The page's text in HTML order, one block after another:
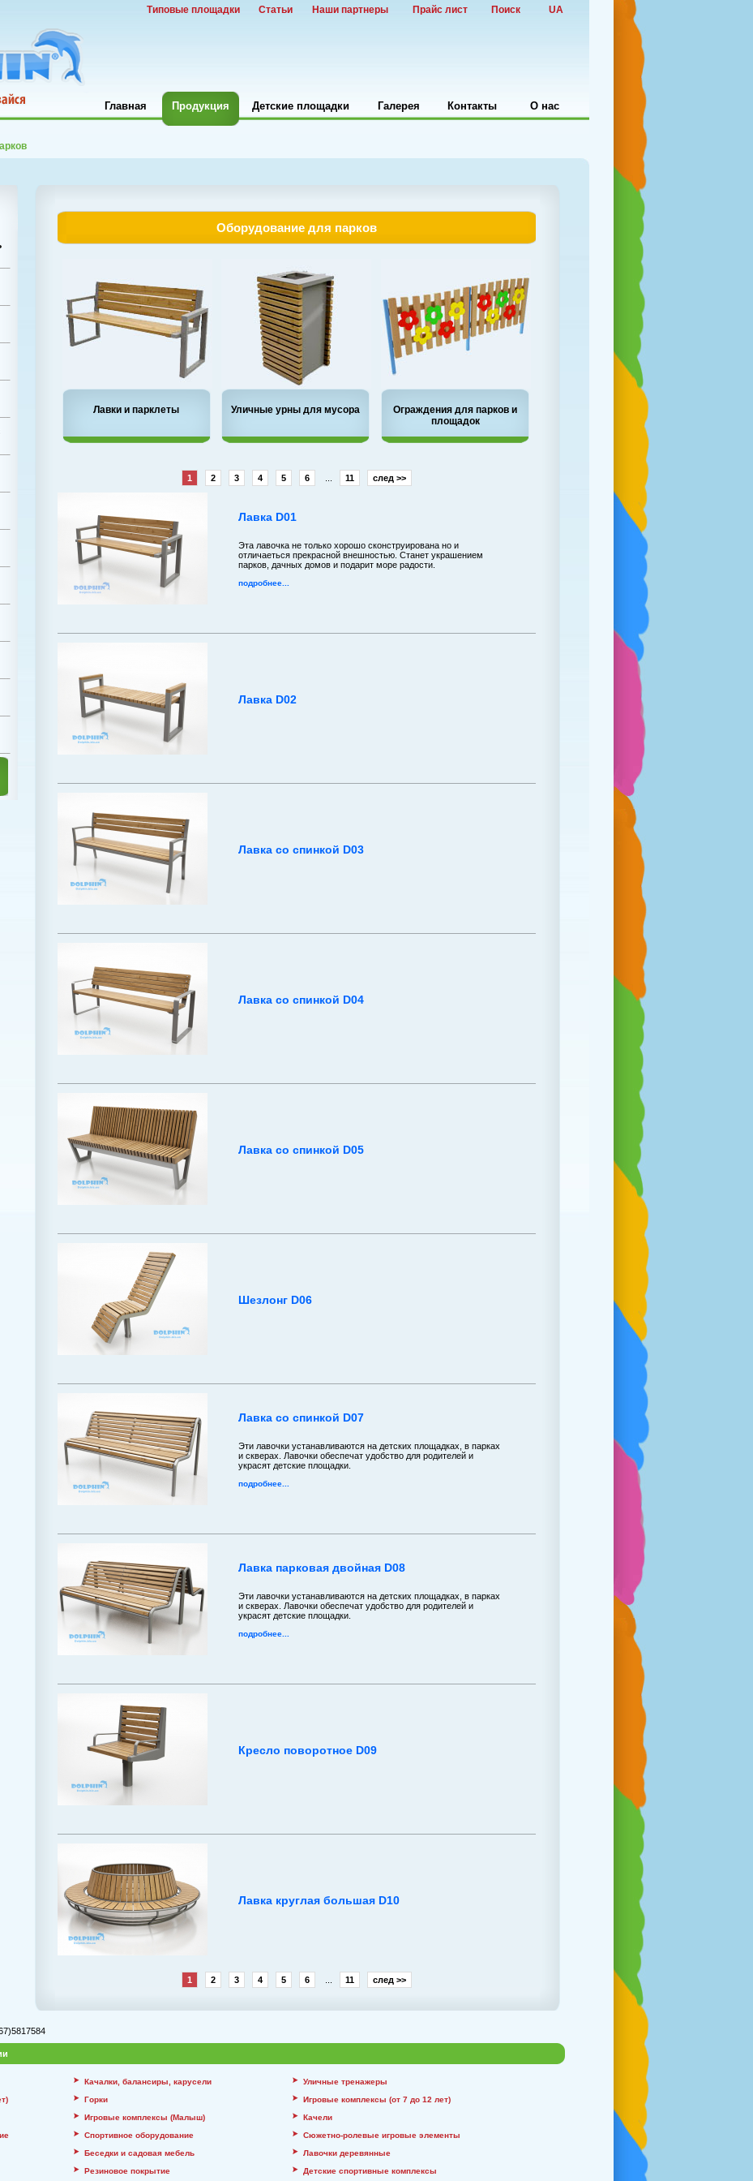
Типовые площадки Статьи Наши партнеры Прайс лист Поиск UA
Главная Продукция Детские площадки Галерея Контакты О нас
Оборудование для парков
Лавки и парклеты Уличные урны для мусора
Ограждения для парков и
площадок
1 2 3 4 5 6 11 след >>
Лавка D01
Эта лавочка не только хорошо сконструирована но и
отличаеться прекрасной внешностью. Станет украшением
парков, дачных домов и подарит море радости.
подробнее...
Лавка D02
Лавка со спинкой D03
Лавка со спинкой D04
Лавка со спинкой D05
Шезлонг D06
Лавка со спинкой D07
Эти лавочки устанавливаются на детских площадках, в парках
и скверах. Лавочки обеспечат удобство для родителей и
украсят детские площадки.
подробнее...
Лавка парковая двойная D08
Эти лавочки устанавливаются на детских площадках, в парках
и скверах. Лавочки обеспечат удобство для родителей и
украсят детские площадки.
подробнее...
Кресло поворотное D09
Лавка круглая большая D10
1 2 3 4 5 6 11 след >>
Качалки, балансиры, карусели
Уличные тренажеры
Горки
Игровые комплексы (от 7 до 12 лет)
Игровые комплексы (Малыш)
Качели
Спортивное оборудование
Сюжетно-ролевые игровые элементы
Беседки и садовая мебель
Лавочки деревянные
Резиновое покрытие Детские спортивные комплексы